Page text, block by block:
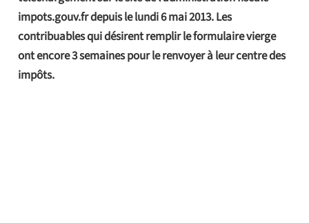
impots.gouv.fr depuis le lundi 6 mai 2013. Les
contribuables qui désirent remplir le formulaire vierge
ont encore 3 semaines pour le renvoyer à leur centre des
impôts.